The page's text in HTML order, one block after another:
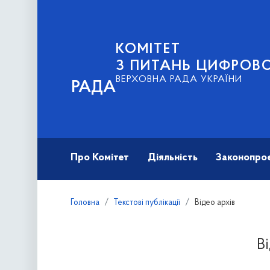
РАДА
КОМІТЕТ
З ПИТАНЬ
ВЕРХОВНА РАДА УКРАЇНИ
Про Комітет Діяльність
Головна Текстові публікації Відео архів